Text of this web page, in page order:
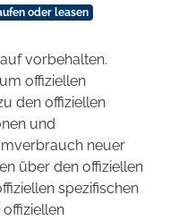
oder leasen
vorbehalten.
offiziellen
den offiziellen
und
neuer
über den offiziellen
spezifischen